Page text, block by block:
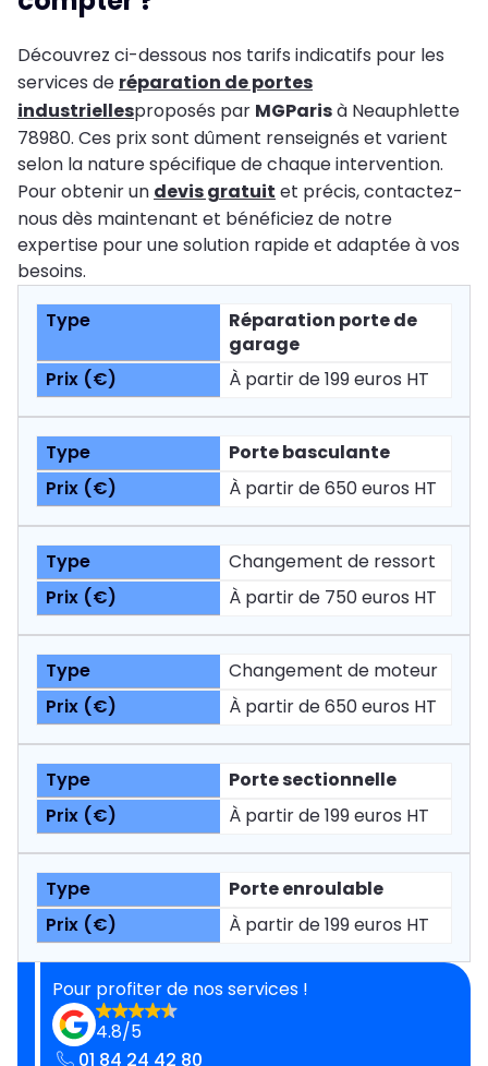
Découvrez ci-dessous nos tarifs indicatifs pour les
services de réparation de portes
industriellesproposés par MGParisà Neauphlette
78980. Ces prix sont dûment renseignés et varient
selon la nature spécifique de chaque intervention.
Pour obtenir un devis gratuit et précis, contactez-
nous dès maintenant et bénéficiez de notre
expertise pour une solution rapide et adaptée à vos
besoins.
Réparation porte de
garage
À partir de 199 euros HT
Porte basculante
À partir de 650 euros HT
Changement de ressort
À partir de 750 euros HT
Changement de moteur
À partir de 650 euros HT
Porte sectionnelle
À partir de 199 euros HT
Porte enroulable
À partir de 199 euros HT
Pour profiter de nos services !
4.8/5
01 84 24 42 80